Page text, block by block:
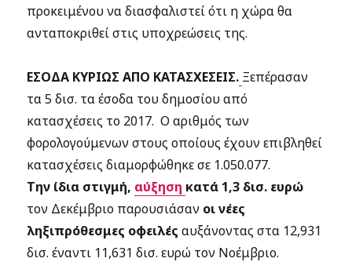
προκειμένου να διασφαλιστεί ότι η χώρα θα
ανταποκριθεί στις υποχρεώσεις της.
ΕΣΟΔΑ ΚΥΡΙΩΣ ΑΠΟ ΚΑΤΑΣΧΕΣΕΙΣ. Ξεπέρασαν
τα 5 δισ. τα έσοδα του δημοσίου από
κατασχέσεις το 2017. Ο αριθμός των
φορολογούμενων στους οποίους έχουν επιβληθεί
κατασχέσεις διαμορφώθηκε σε 1.050.077.
Την ίδια στιγμή, αύξηση κατά 1,3 δισ. ευρώ
τον Δεκέμβριο παρουσιάσαν οι νέες
ληξιπρόθεσμες οφειλές αυξάνοντας στα 12,931
δισ. έναντι 11,631 δισ. ευρώ τον Νοέμβριο.